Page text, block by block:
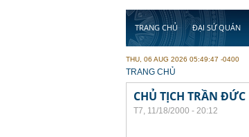
TRANG CHỦ ĐẠI SỨ QUÁN
THU, 06 AUG 2026 05:49:47 -0400
YOU ARE HERE
TRANG CHỦ
CHỦ TỊCH TRẦN
T7, 11/18/2000 - 20:12